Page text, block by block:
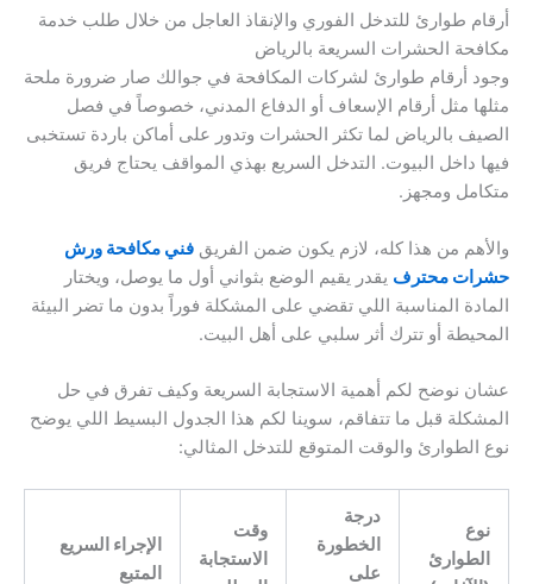
أرقام طوارئ للتدخل الفوري والإنقاذ العاجل من خلال طلب خدمة
مكافحة الحشرات السريعة بالرياض
وجود أرقام طوارئ لشركات المكافحة في جوالك صار ضرورة ملحة
مثلها مثل أرقام الإسعاف أو الدفاع المدني، خصوصاً في فصل
الصيف بالرياض لما تكثر الحشرات وتدور على أماكن باردة تستخبى
فيها داخل البيوت. التدخل السريع بهذي المواقف يحتاج فريق
متكامل ومجهز.
والأهم من هذا كله، لازم يكون ضمن الفريق فني مكافحة ورش
حشرات محترف يقدر يقيم الوضع بثواني أول ما يوصل، ويختار
المادة المناسبة اللي تقضي على المشكلة فوراً بدون ما تضر البيئة
المحيطة أو تترك أثر سلبي على أهل البيت.
عشان نوضح لكم أهمية الاستجابة السريعة وكيف تفرق في حل
المشكلة قبل ما تتفاقم، سوينا لكم هذا الجدول البسيط اللي يوضح
نوع الطوارئ والوقت المتوقع للتدخل المثالي:
نوع
الطوارئ
درجة
الخطورة
على
وقت
الاستجابة
الإجراء السريع
المتبع